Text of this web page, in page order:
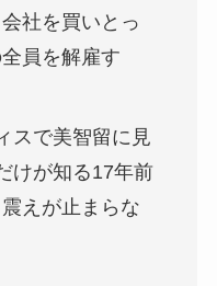
社を買いとっ
員を解雇す
スで美智留に見
けが知る17年前
えが止まらな